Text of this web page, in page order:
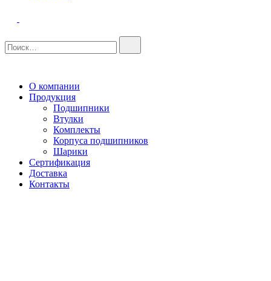
О компании
Продукция
Подшипники
Втулки
Комплекты
Корпуса подшипников
Шарики
Сертификация
Доставка
Контакты